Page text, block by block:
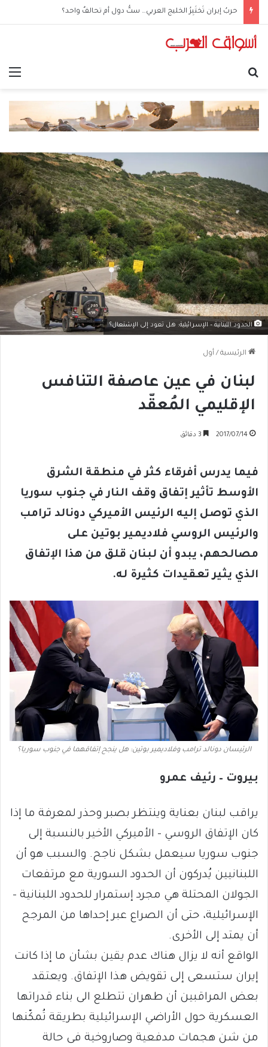
حربُ إيران تَختَبِرُ الخليج العربي… ستُّ دول أم تحالفٌ واحد؟
الحدود اللبنانية – الإسرائيلية: هل تعود إلى الإشتعال؟
الرئيسية / أول
لبنان في عين عاصفة التنافس
الإقليمي المُعقّد
2017/07/14
فيما يدرس أفرقاء كثر في منطقة الشرق
الأوسط تأثير إتفاق وقف النار في جنوب سوريا
الذي توصل إليه الرئيس الأميركي دونالد ترامب
والرئيس الروسي فلاديمير بوتين على
مصالحهم، يبدو أن لبنان قلق من هذا الإتفاق
الذي يثير تعقيدات كثيرة له.
الرئيسان دونالد ترامب وفلاديمير بوتين: هل ينجح إتفاقهما في جنوب سوريا؟
بيروت – رئيف عمرو
يراقب لبنان بعناية وينتظر بصبر وحذر لمعرفة ما إذا
كان الإتفاق الروسي – الأميركي الأخير بالنسبة إلى
جنوب سوريا سيعمل بشكل ناجح. والسبب هو أن
اللبنانيين يُدركون أن الحدود السورية مع مرتفعات
الجولان المحتلة هي مجرد إستمرار للحدود اللبنانية –
الإسرائيلية، حتى أن الصراع عبر إحداها من المرجح
أن يمتد إلى الأخرى.
الواقع أنه لا يزال هناك عدم يقين بشأن ما إذا كانت
إيران ستسعى إلى تقويض هذا الإتفاق. ويعتقد
بعض المراقبين أن طهران تتطلع الى بناء قدراتها
العسكرية حول الأراضي الإسرائيلية بطريقة تُمكّنها
من شن هجمات مدفعية وصاروخية فى حالة